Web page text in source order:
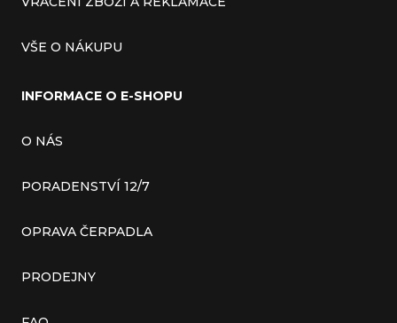
VŠE O NÁKUPU
INFORMACE O E-SHOPU
O NÁS
PORADENSTVÍ 12/7
OPRAVA ČERPADLA
PRODEJNY